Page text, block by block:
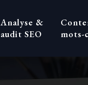
Analyse &
audit SEO
mots-